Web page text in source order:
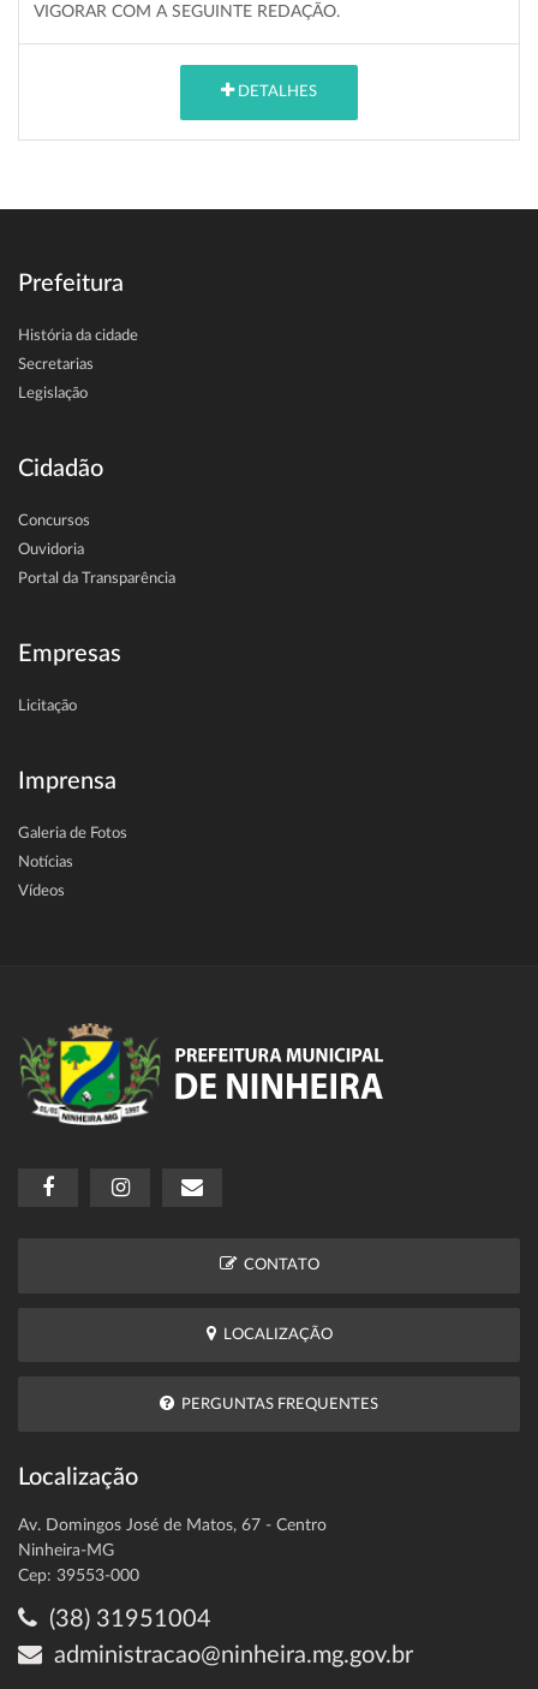
VIGORAR COM A SEGUINTE REDAÇÃO.
DETALHES
Prefeitura
História da cidade
Secretarias
Legislação
Cidadão
Concursos
Ouvidoria
Portal da Transparência
Empresas
Licitação
Imprensa
Galeria de Fotos
Notícias
Vídeos
CONTATO
LOCALIZAÇÃO
PERGUNTAS FREQUENTES
Localização
Av. Domingos José de Matos, 67 - Centro
Ninheira-MG
Cep: 39553-000
(38) 31951004
administracao@ninheira.mg.gov.br